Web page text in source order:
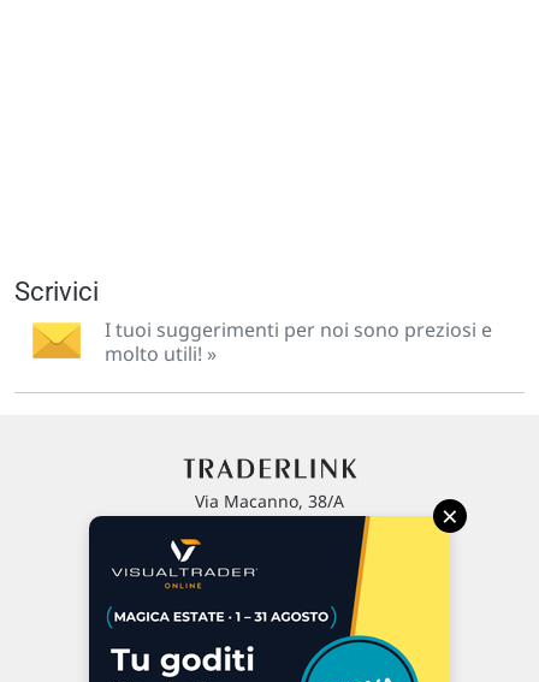
Scrivici
I tuoi suggerimenti per noi sono preziosi e
molto utili! »
Via Macanno, 38/A
P.IVA 02 452 460 401
Chi siamo
Commenti e segnalazioni
×